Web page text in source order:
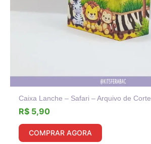
Caixa Lanche – Safari – Arquivo de Corte
R$5,90
COMPRAR AGORA